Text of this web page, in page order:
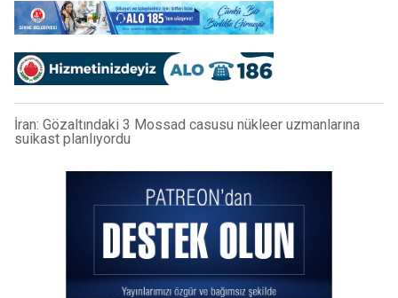
İran: Gözaltındaki 3 Mossad casusu nükleer uzmanlarına
suikast planlıyordu